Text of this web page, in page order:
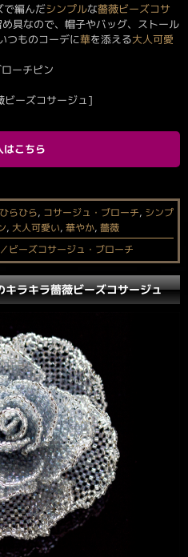
で編んだシンプルな薔薇ビーズコサ
具なので、帽子やバッグ、ストール
つものコーデに華を添える大人可愛
ーチピン
ビーズコサージュ]
はこちら
ひらひら, コサージュ・ブローチ, シンプ
, 大人可愛い, 華やか, 薔薇
ビーズコサージュ・ブローチ
ラキラ薔薇ビーズコサージュ